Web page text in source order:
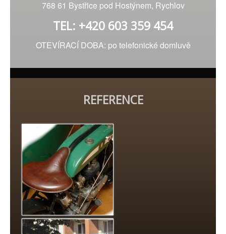
768 61 Bystřice pod Hostýnem, Rychlov
TEL: +420 603 359 454
OTEVÍRACÍ DOBA: po telefonické domluvě
REFERENCE